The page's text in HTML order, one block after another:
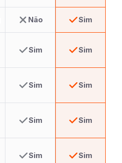
Não Sim
Sim Sim
Sim Sim
Sim Sim
Sim Sim